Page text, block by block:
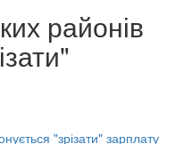
районів